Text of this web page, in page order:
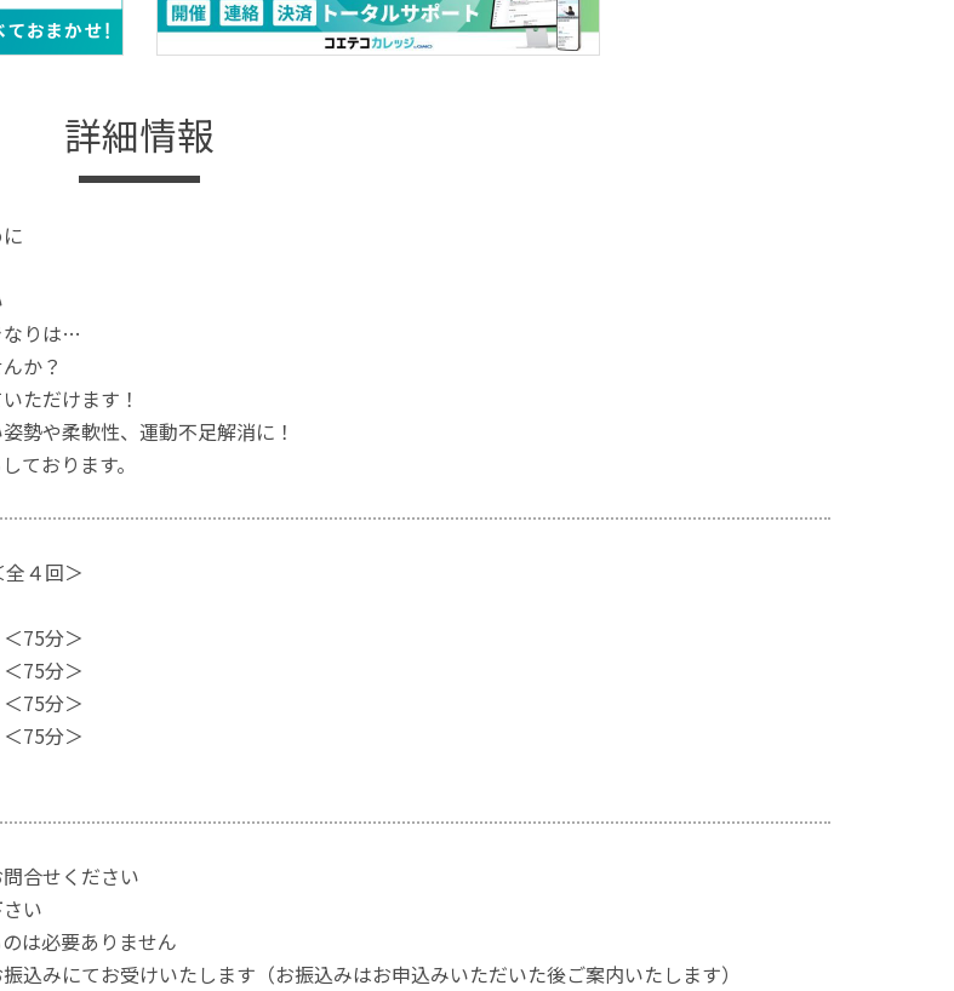
詳細情報
なりは…
か？
ただけます！
勢や柔軟性、運動不足解消に！
ております。
４回＞
75分＞
75分＞
75分＞
75分＞
合せください
い
は必要ありません
込みにてお受けいたします（お振込みはお申込みいただいた後ご案内いたします）